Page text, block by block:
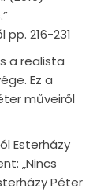
216-231
a realista
Ez a
műveiről
Esterházy
„Nincs
Péter